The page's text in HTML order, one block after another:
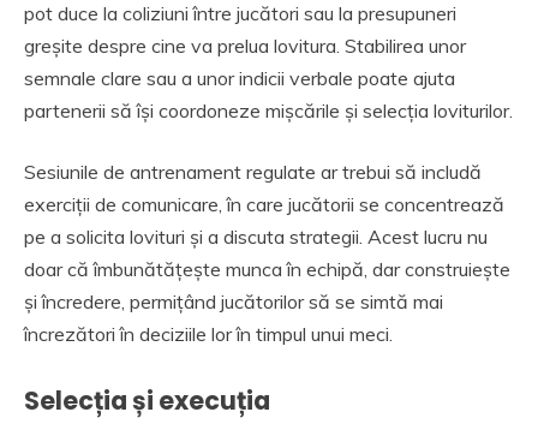
pot duce la coliziuni între jucători sau la presupuneri
greșite despre cine va prelua lovitura. Stabilirea unor
semnale clare sau a unor indicii verbale poate ajuta
partenerii să își coordoneze mișcările și selecția loviturilor.
Sesiunile de antrenament regulate ar trebui să includă
exerciții de comunicare, în care jucătorii se concentrează
pe a solicita lovituri și a discuta strategii. Acest lucru nu
doar că îmbunătățește munca în echipă, dar construiește
și încredere, permițând jucătorilor să se simtă mai
încrezători în deciziile lor în timpul unui meci.
Selecția și execuția